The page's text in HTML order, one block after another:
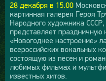
28 декабря в 15.00
картинная галерея Героя
Народного художника
представляет праздничную
«Новогоднее настроение»
всероссийских вокальных
состоящую из песен и
любимых фильмах и
известных хитов.